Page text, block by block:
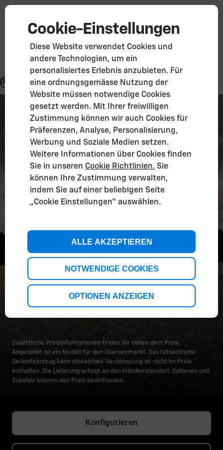
Cookie-Einstellungen
Diese Website verwendet Cookies und
andere Technologien, um ein
personalisiertes Erlebnis anzubieten. Für
eine ordnungsgemässe Nutzung der
Website müssen notwendige Cookies
gesetzt werden. Mit Ihrer freiwilligen
Zustimmung können wir auch Cookies für
Präferenzen, Analyse, Personalisierung,
Werbung und Soziale Medien setzen.
Weitere Informationen über Cookies finden
Sie in unseren Cookie Richtlinien. Sie
können Ihre Zustimmung verwalten,
indem Sie auf einer beliebigen Seite
„Cookie Einstellungen“ auswählen.
ALLE AKZEPTIEREN
NOTWENDIGE COOKIES
OPTIONEN ANZEIGEN
Design
Corvette Z06
Zusätzliche Preisinformationen finden Sie neben dem Preis.
Abgebildet ist ein Modell für den Überseemarkt. Das tatsächliche
Serienfahrzeug kann abweichen. Versicherung ist nicht im Preis
enthalten. Die Lieferung erfolgt an den Händlerstandort. Optionen und
Zubehör können den Preis beeinflussen.
Konfigurieren